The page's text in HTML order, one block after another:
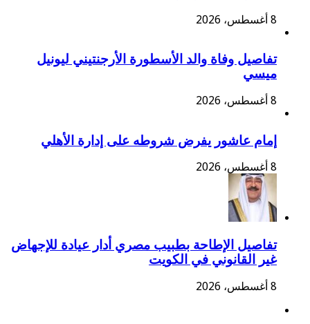
8 أغسطس، 2026
تفاصيل وفاة والد الأسطورة الأرجنتيني ليونيل
ميسي
8 أغسطس، 2026
إمام عاشور يفرض شروطه على إدارة الأهلي
8 أغسطس، 2026
تفاصيل الإطاحة بطبيب مصري أدار عيادة للإجهاض
غير القانوني في الكويت
8 أغسطس، 2026